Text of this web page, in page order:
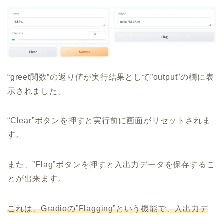
“greet関数”の返り値が実行結果として”output”の欄に表
示されました。
“Clear”ボタンを押すと実行前に画面がリセットされま
す。
また、”Flag”ボタンを押すと入出力データを保存するこ
とが出来ます。
これは、Gradioの”Flagging”という機能で、入出力デ